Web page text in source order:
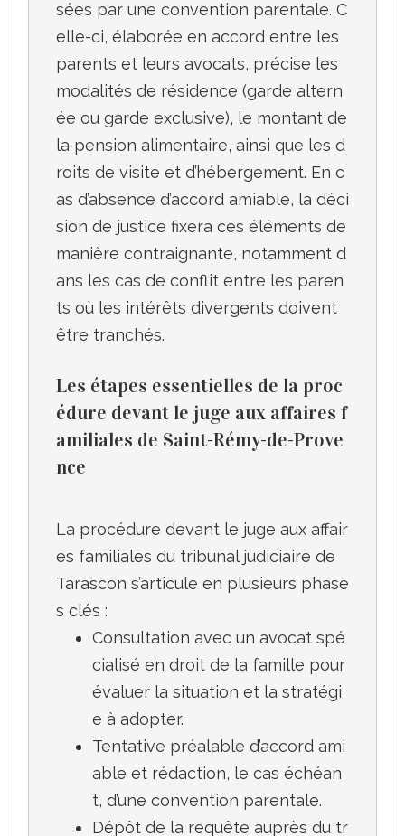
sées par une convention parentale. C
elle-ci, élaborée en accord entre les
parents et leurs avocats, précise les
modalités de résidence (garde altern
ée ou garde exclusive), le montant de
la pension alimentaire, ainsi que les d
roits de visite et d’hébergement. En c
as d’absence d’accord amiable, la déci
sion de justice fixera ces éléments de
manière contraignante, notamment d
ans les cas de conflit entre les paren
ts où les intérêts divergents doivent
Les étapes essentielles de la proc
édure devant le juge aux affaires f
amiliales de Saint-Rémy-de-Prove
nce
La procédure devant le juge aux affair
es familiales du tribunal judiciaire de
Tarascon s’articule en plusieurs phase
Consultation avec un avocat spé
cialisé en droit de la famille pour
évaluer la situation et la stratégi
e à adopter.
Tentative préalable d’accord ami
able et rédaction, le cas échéan
t, d’une convention parentale.
Dépôt de la requête auprès du tr